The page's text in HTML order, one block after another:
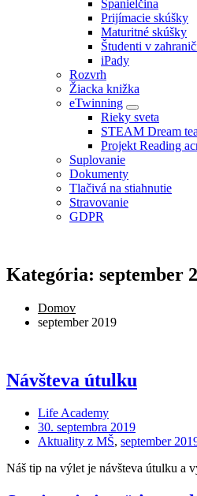
Španielčina
Prijímacie skúšky
Maturitné skúšky
Študenti v
iPady
Rozvrh
Žiacka knižka
eTwinning
Rieky sveta
STEAM Dream
Projekt Reading
Suplovanie
Dokumenty
Tlačivá na stiahnutie
Stravovanie
GDPR
Kategória: september
Domov
september 2019
Návšteva útulku
Life Academy
30. septembra 2019
Aktuality z MŠ, september
Náš tip na výlet je návšteva útulku a